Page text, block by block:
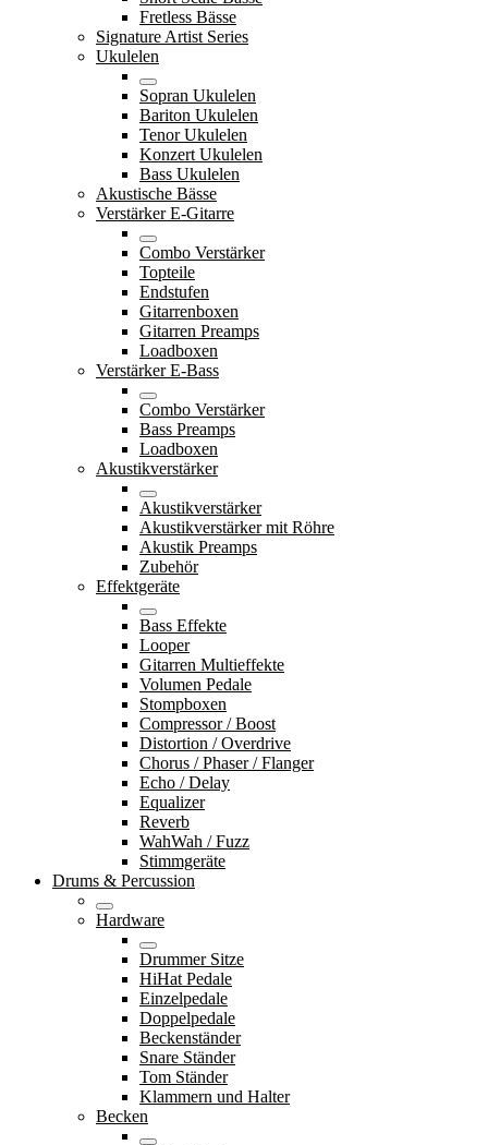
Fretless Bässe
Signature Artist Series
Ukulelen
Sopran Ukulelen
Bariton Ukulelen
Tenor Ukulelen
Konzert Ukulelen
Bass Ukulelen
Akustische Bässe
Verstärker E-Gitarre
Combo Verstärker
Topteile
Endstufen
Gitarrenboxen
Gitarren Preamps
Loadboxen
Verstärker E-Bass
Combo Verstärker
Bass Preamps
Loadboxen
Akustikverstärker
Akustikverstärker
Akustikverstärker mit Röhre
Akustik Preamps
Zubehör
Effektgeräte
Bass Effekte
Looper
Gitarren Multieffekte
Volumen Pedale
Stompboxen
Compressor / Boost
Distortion / Overdrive
Chorus / Phaser / Flanger
Echo / Delay
Equalizer
Reverb
WahWah / Fuzz
Stimmgeräte
Drums & Percussion
Hardware
Drummer Sitze
HiHat Pedale
Einzelpedale
Doppelpedale
Beckenständer
Snare Ständer
Tom Ständer
Klammern und Halter
Becken